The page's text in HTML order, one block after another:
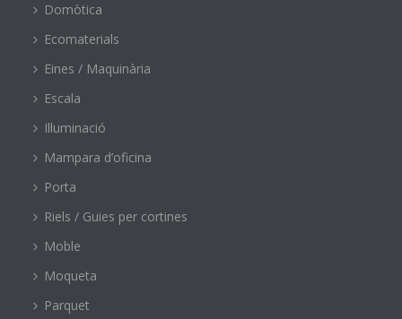
Domòtica
Ecomaterials
Eines / Maquinària
Escala
Il·luminació
Mampara d’oficina
Porta
Riels / Guies per cortines
Moble
Moqueta
Parquet